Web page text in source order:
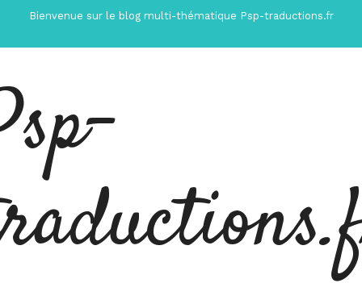
contenu
Bienvenue sur le blog multi-thématique Psp-traductions.fr